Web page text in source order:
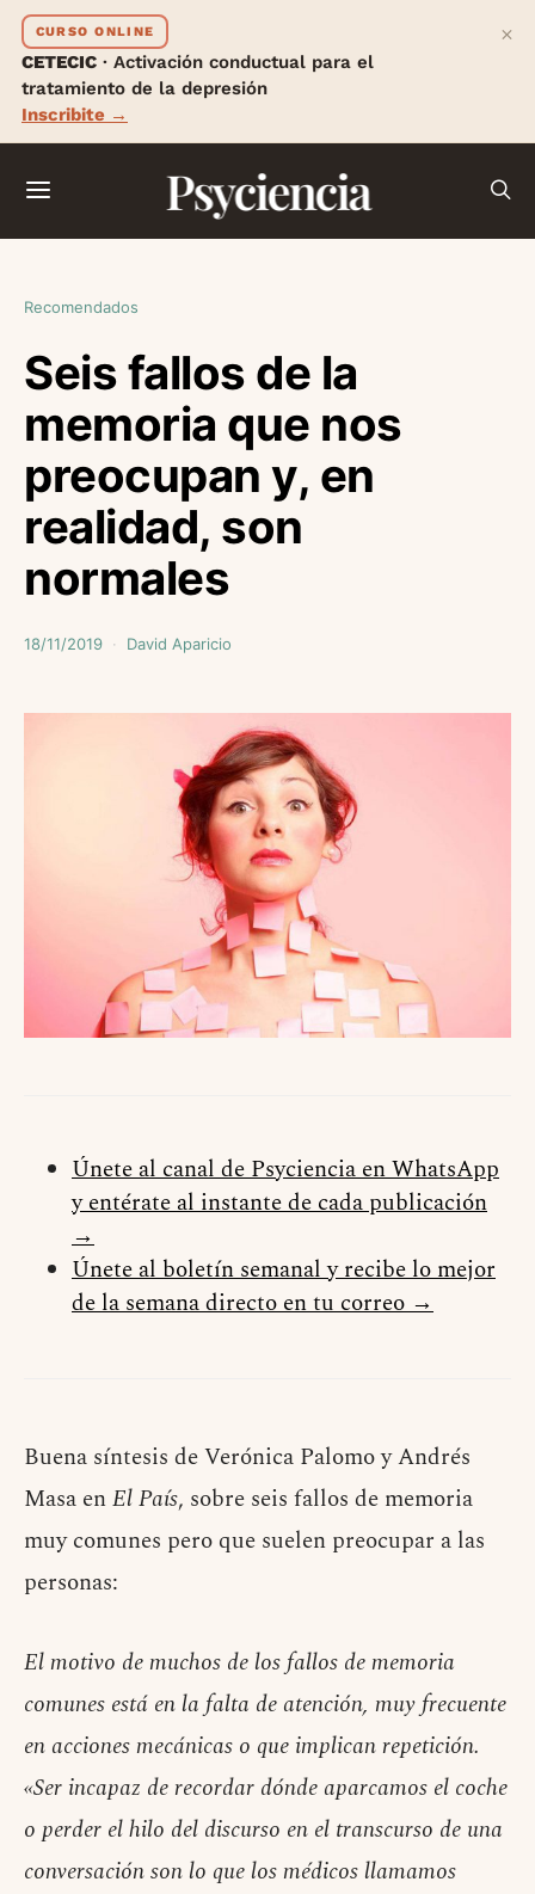
CURSO ONLINE
CETECIC · Activación conductual para el
tratamiento de la depresión
Inscribite →
×
Psyciencia
Recomendados
Seis fallos de la
memoria que nos
preocupan y, en
realidad, son
normales
18/11/2019 David Aparicio
Únete al canal de Psyciencia en WhatsApp
y entérate al instante de cada publicación
→
Únete al boletín semanal y recibe lo mejor
de la semana directo en tu correo →
Buena síntesis de Verónica Palomo y Andrés
Masa enEl País, sobre seis fallos de memoria
muy comunes pero que suelen preocupar a las
personas:
El motivo de muchos de los fallos de memoria
comunes está en la falta de atención, muy frecuente
en acciones mecánicas o que implican repetición.
«Ser incapaz de recordar dónde aparcamos el coche
o perder el hilo del discurso en el transcurso de una
conversación son lo que los médicos llamamos